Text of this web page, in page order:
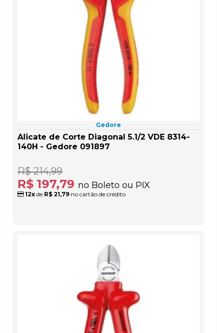
Gedore
Alicate de Corte Diagonal 5.1/2 VDE 8314-
140H - Gedore 091897
R$ 197,79 no Boleto ou PIX
R$ 214,99
12x de R$ 21,79 no cartão de crédito